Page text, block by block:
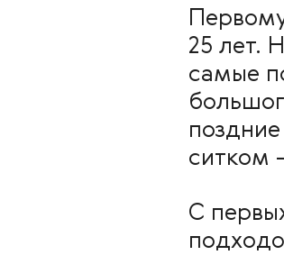
25 лет.
самые
ситком
С